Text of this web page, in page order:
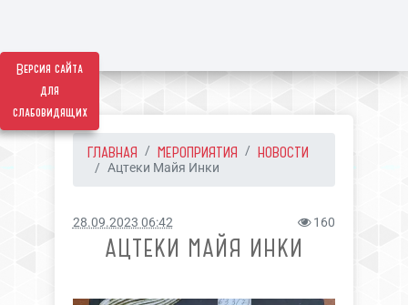
Версия сайта
для
слабовидящих
ГЛАВНАЯ МЕРОПРИЯТИЯ НОВОСТИ
Ацтеки Майя Инки
28.09.2023 06:42 160
АЦТЕКИ МАЙЯ ИНКИ